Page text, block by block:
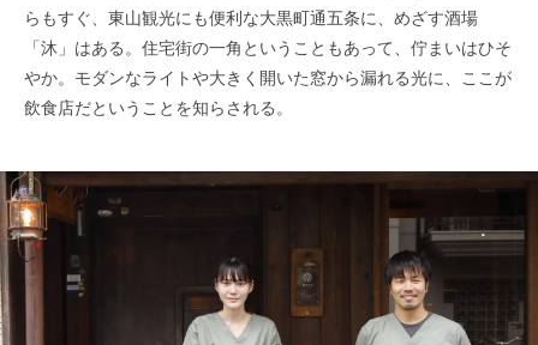
らもすぐ、東山観光にも便利な大黒町通五条に、めざす酒場
「沐」はある。住宅街の一角ということもあって、佇まいはひそ
やか。モダンなライトや大きく開いた窓から漏れる光に、ここが
飲食店だということを知らされる。